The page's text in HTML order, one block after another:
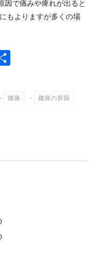
因で痛みや痺れが出ると
もよりますが多くの場
・ 腰痛 ・ 腰痛の原因